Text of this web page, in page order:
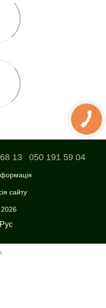
13 050 191 59 04
сайту
Рус